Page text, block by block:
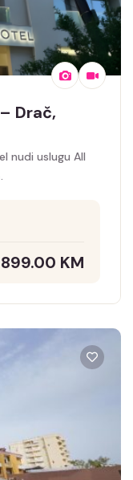
Drač,
nudi uslugu All
899.00 KM